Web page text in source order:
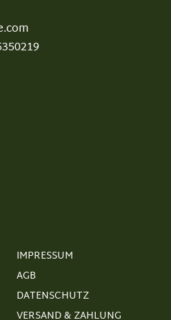
IMPRESSUM
AGB
DATENSCHUTZ
VERSAND & ZAHLUNG